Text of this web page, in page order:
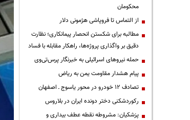
محکومان
از التماس تا فروپاشی هژمونی دلار
مطالبه برای شکستن انحصار پیمانکاری؛ نظارت
دقیق بر واگذاری پروژه‌ها، راهکار مقابله با فساد
حمله نیروهای اسرائیلی به خبرنگار پرس‌تی‌وی
پیام هشدار مقاومت یمن به ریاض
تصادف ۱۲ خودرو در محور یاسوج ـ اصفهان
رکوردشکنی دختر دونده ایران در بلاروس
پزشکیان: مشروطه نقطه عطف بیداری و